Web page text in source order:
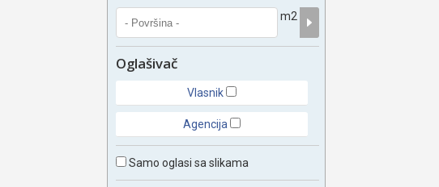
m2
Oglašivač
Vlasnik
Agencija
Samo oglasi sa slikama